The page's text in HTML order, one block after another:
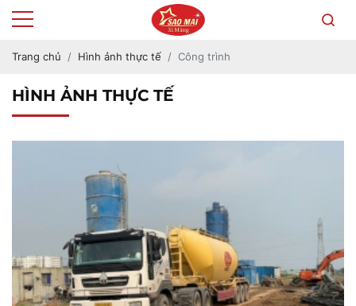
Trang chủ Hình ảnh thực tế Công trình
HÌNH ẢNH THỰC TẾ